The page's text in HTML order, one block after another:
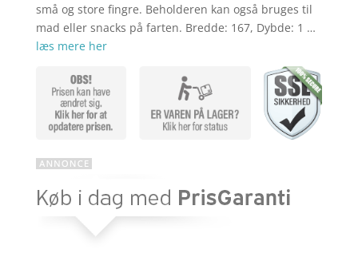
var:
kr. 49,95.
pris
er:
kr. 39,96.
små og store fingre. Beholderen kan også bruges til
mad eller snacks på farten. Bredde: 167, Dybde: 1 …
læs mere her